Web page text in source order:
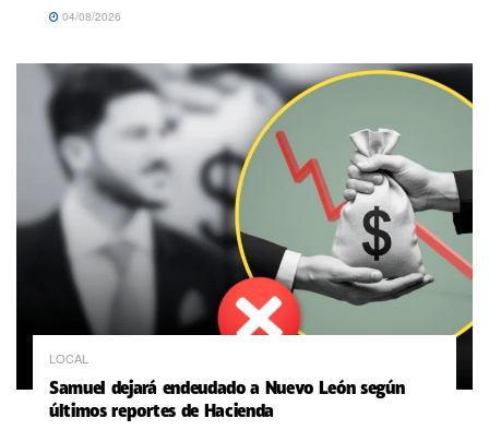
04/08/2026
LOCAL
Samuel dejará endeudado a Nuevo León según
últimos reportes de Hacienda